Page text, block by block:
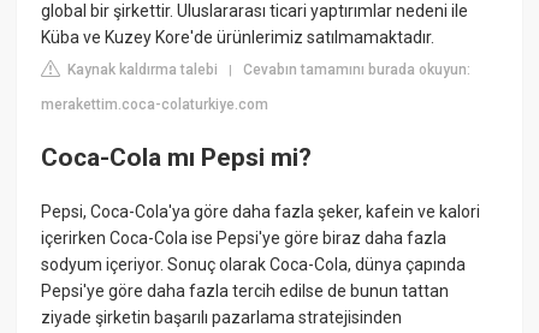
global bir şirkettir. Uluslararası ticari yaptırımlar nedeni ile
Küba ve Kuzey Kore'de ürünlerimiz satılmamaktadır.
Kaynak kaldırma talebi |Cevabın tamamını burada okuyun:
merakettim.coca-colaturkiye.com
Coca-Cola mı Pepsi mi?
Pepsi, Coca-Cola'ya göre daha fazla şeker, kafein ve kalori
içerirken Coca-Cola ise Pepsi'ye göre biraz daha fazla
sodyum içeriyor. Sonuç olarak Coca-Cola, dünya çapında
Pepsi'ye göre daha fazla tercih edilse de bunun tattan
ziyade şirketin başarılı pazarlama stratejisinden